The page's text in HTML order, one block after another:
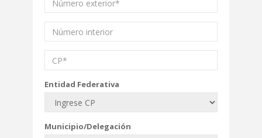
Entidad Federativa
Municipio/Delegación